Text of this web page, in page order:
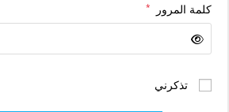
كلمة المرور *مطلوبة
تذكرني